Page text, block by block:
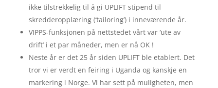
ikke tilstrekkelig til å gi UPLIFT stipend til
skredderopplæring (‘tailoring’) i inneværende år.
VIPPS-funksjonen på nettstedet vårt var ‘ute av
drift’ i et par måneder, men er nå OK !
Neste år er det 25 år siden UPLIFT ble etablert. Det
tror vi er verdt en feiring i Uganda og kanskje en
markering i Norge. Vi har sett på muligheten, men